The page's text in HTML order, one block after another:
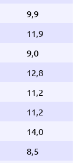
9,9
11,9
9,0
12,8
11,2
11,2
14,0
8,5